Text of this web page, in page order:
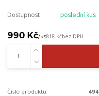
Dostupnost poslední kus
990 Kč/ks818 Kčbez DPH
Číslo produktu:
494